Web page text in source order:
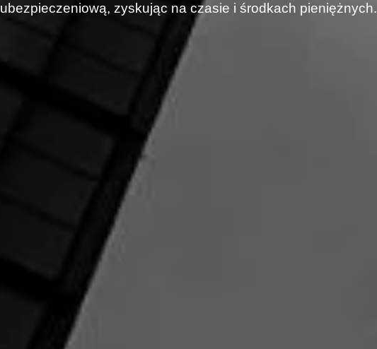
ubezpieczeniową, zyskując na czasie i środkach pieniężnych.